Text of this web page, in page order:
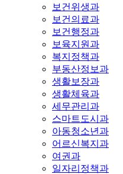
보건위생과
보건의료과
보건행정과
보육지원과
복지정책과
부동산정보과
생활보장과
생활체육과
세무관리과
스마트도시과
아동청소년과
어르신복지과
여권과
일자리정책과